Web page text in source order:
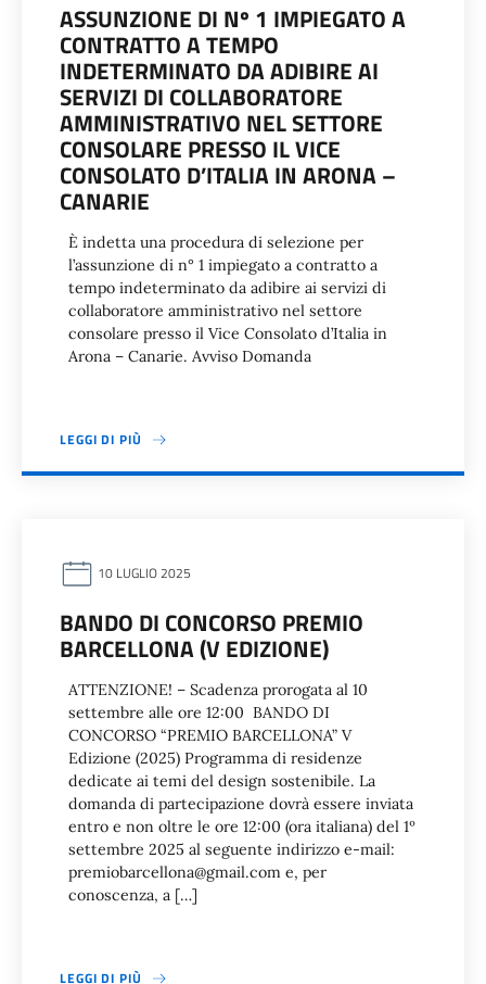
ASSUNZIONE DI Nº 1 IMPIEGATO A
CONTRATTO A TEMPO
INDETERMINATO DA ADIBIRE AI
SERVIZI DI COLLABORATORE
AMMINISTRATIVO NEL SETTORE
CONSOLARE PRESSO IL VICE
CONSOLATO D’ITALIA IN ARONA –
CANARIE
È indetta una procedura di selezione per
l’assunzione di n° 1 impiegato a contratto a
tempo indeterminato da adibire ai servizi di
collaboratore amministrativo nel settore
consolare presso il Vice Consolato d’Italia in
Arona – Canarie. Avviso Domanda
LEGGI DI PIÙ
10 LUGLIO 2025
BANDO DI CONCORSO PREMIO
BARCELLONA (V EDIZIONE)
ATTENZIONE! – Scadenza prorogata al 10
settembre alle ore 12:00 BANDO DI
CONCORSO “PREMIO BARCELLONA” V
Edizione (2025) Programma di residenze
dedicate ai temi del design sostenibile. La
domanda di partecipazione dovrà essere inviata
entro e non oltre le ore 12:00 (ora italiana) del 1º
settembre 2025 al seguente indirizzo e-mail:
premiobarcellona@gmail.com e, per
conoscenza, a […]
LEGGI DI PIÙ